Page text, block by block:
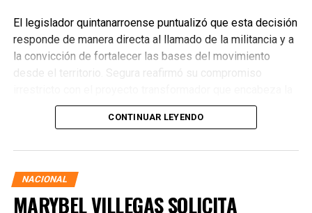
El legislador quintanarroense puntualizó que esta decisión
responde de manera directa al llamado de la militancia y a
la convicción de fortalecer las bases del movimiento
desde el territorio. Segura reafirmó su compromiso
presidenta de la República, Claudia Sheinbaum Pardo,
asegurando que la consolidación del bienestar social
CONTINUAR LEYENDO
NACIONAL
MARYBEL VILLEGAS SOLICITA